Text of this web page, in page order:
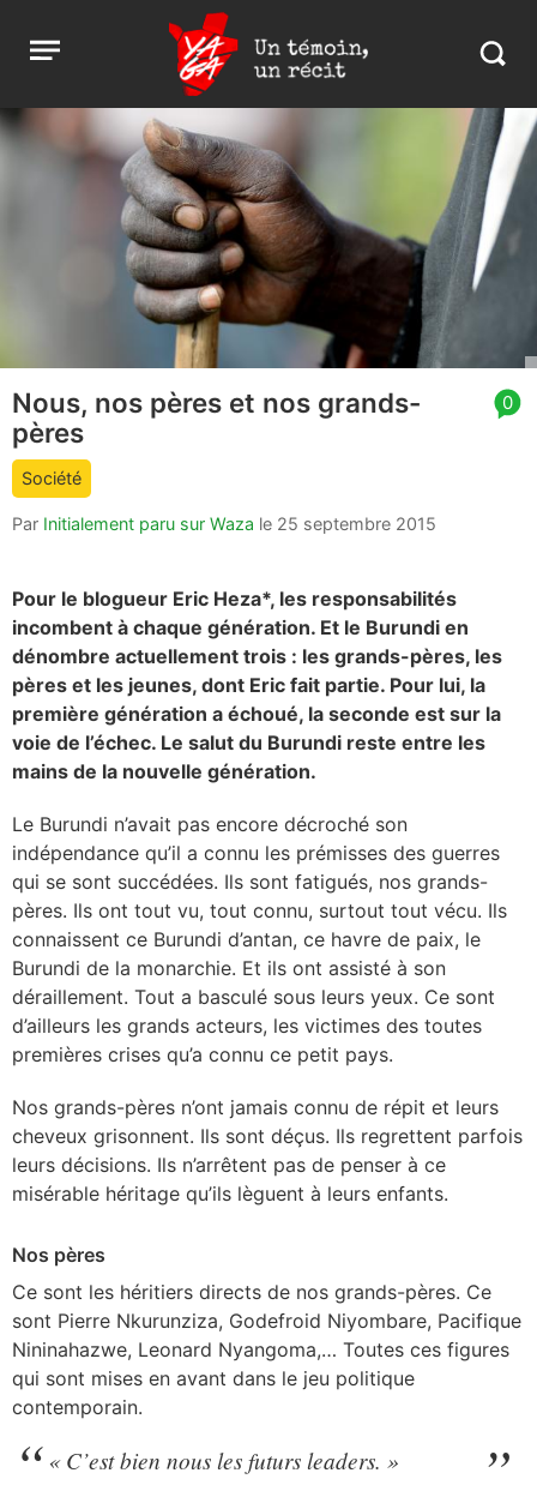
Open
menu
Yaga
Burundi
Search
article
comment
count
is:
0
Nous, nos pères et nos grands-
pères
Société
Par Initialement paru sur Waza le 25 septembre 2015
Pour le blogueur Eric Heza*, les responsabilités
incombent à chaque génération. Et le Burundi en
dénombre actuellement trois : les grands-pères, les
pères et les jeunes, dont Eric fait partie. Pour lui, la
première génération a échoué, la seconde est sur la
voie de l’échec. Le salut du Burundi reste entre les
mains de la nouvelle génération.
Le Burundi n’avait pas encore décroché son
indépendance qu’il a connu les prémisses des guerres
qui se sont succédées. Ils sont fatigués, nos grands-
pères. Ils ont tout vu, tout connu, surtout tout vécu. Ils
connaissent ce Burundi d’antan, ce havre de paix, le
Burundi de la monarchie. Et ils ont assisté à son
déraillement. Tout a basculé sous leurs yeux. Ce sont
d’ailleurs les grands acteurs, les victimes des toutes
premières crises qu’a connu ce petit pays.
Nos grands-pères n’ont jamais connu de répit et leurs
cheveux grisonnent. Ils sont déçus. Ils regrettent parfois
leurs décisions. Ils n’arrêtent pas de penser à ce
misérable héritage qu’ils lèguent à leurs enfants.
Nos pères
Ce sont les héritiers directs de nos grands-pères. Ce
sont Pierre Nkurunziza, Godefroid Niyombare, Pacifique
Nininahazwe, Leonard Nyangoma,… Toutes ces figures
qui sont mises en avant dans le jeu politique
contemporain.
« C’est bien nous les futurs leaders. »